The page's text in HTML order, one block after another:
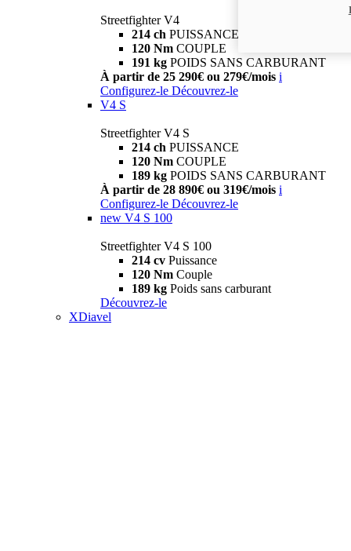
Streetfighter V4
214 ch PUISSANCE
120 Nm COUPLE
191 kg POIDS SANS CARBURANT
À partir de 25 290€ ou 279€/mois i
Configurez-le Découvrez-le
V4 S
Streetfighter V4 S
214 ch PUISSANCE
120 Nm COUPLE
189 kg POIDS SANS CARBURANT
À partir de 28 890€ ou 319€/mois i
Configurez-le Découvrez-le
new V4 S 100
Streetfighter V4 S 100
214 cv Puissance
120 Nm Couple
189 kg Poids sans carburant
Découvrez-le
XDiavel